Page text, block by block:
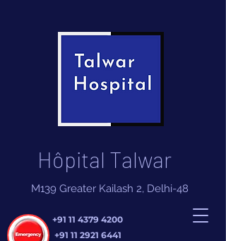
Hôpital Talwar
+91 11 4379 4200
+91 11 2921 6441
M139 Greater Kailash 2, Delhi-48